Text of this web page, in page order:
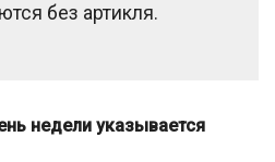
без артикля.
недели указывается